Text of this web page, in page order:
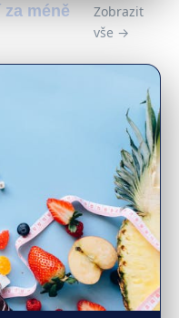
méně
Zobrazit
vše →